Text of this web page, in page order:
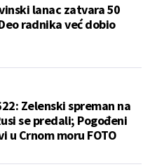
lanac zatvara 50
radnika već dobio
Zelenski spreman na
se predali; Pogođeni
u Crnom moru FOTO